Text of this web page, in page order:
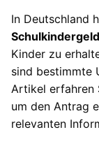
In Deutschland
Schulkindergeld
Kinder zu
sind bestimmte
Artikel erfahren
um den Antrag
relevanten